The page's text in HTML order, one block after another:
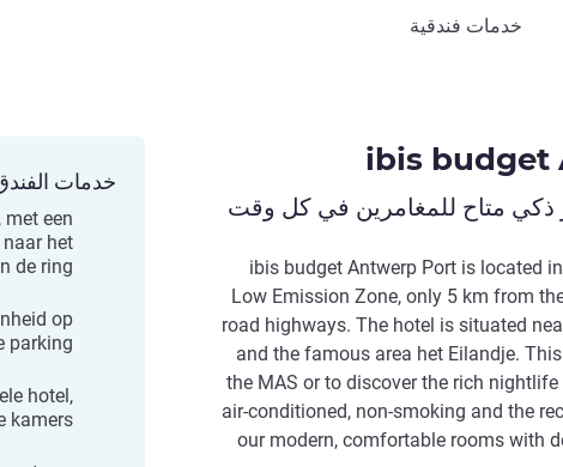
خدمات فندقية
ibis budget
ذكي متاح للمغامرين في كل وقت
ibis budget Antwerp Port is located
Low Emission Zone, only 5 km from
road highways. The hotel is situated
and the famous area het Eilandje.
the MAS or to discover the rich
air-conditioned, non-smoking and the
our modern, comfortable rooms with
خدمات
met een
het
de ring.
op
parking.
hotel,
kamers.